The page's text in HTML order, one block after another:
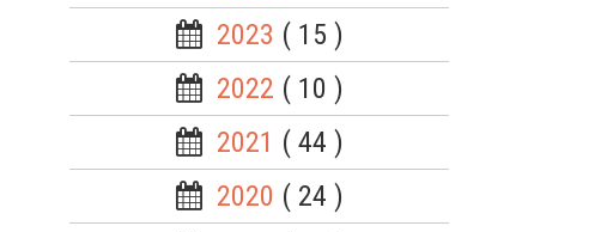
2023 ( 15 )
2022 ( 10 )
2021 ( 44 )
2020 ( 24 )